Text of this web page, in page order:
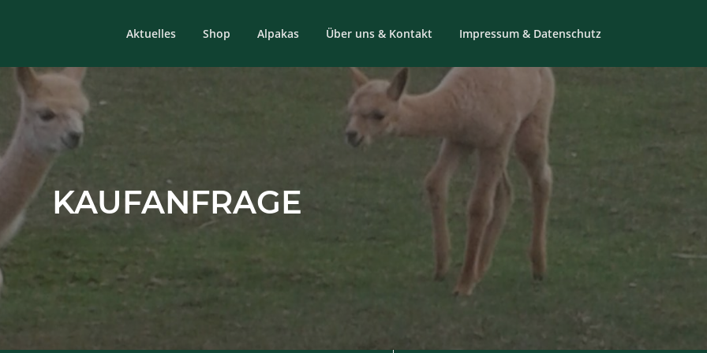
Aktuelles Shop Alpakas Über uns & Kontakt Impressum & Datenschutz
KAUFANFRAGE